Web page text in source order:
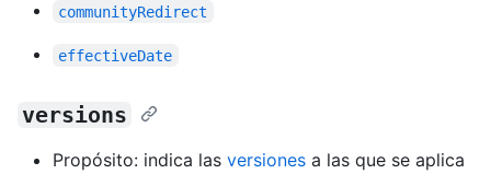
communityRedirect
effectiveDate
versions
Propósito: indica las versiones a las que se aplica